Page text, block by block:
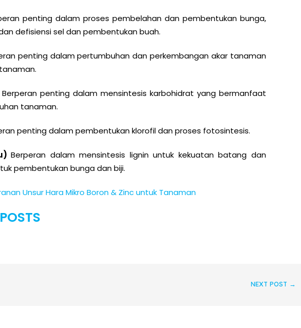
penting dalam proses pembelahan dan pembentukan bunga,
defisiensi sel dan pembentukan buah.
penting dalam pertumbuhan dan perkembangan akar tanaman
Berperan penting dalam mensintesis karbohidrat yang bermanfaat
tanaman.
penting dalam pembentukan klorofil dan proses fotosintesis.
Berperan dalam mensintesis lignin untuk kekuatan batang dan
pembentukan bunga dan biji.
Unsur Hara Mikro Boron & Zinc untuk Tanaman
NEXT POST →